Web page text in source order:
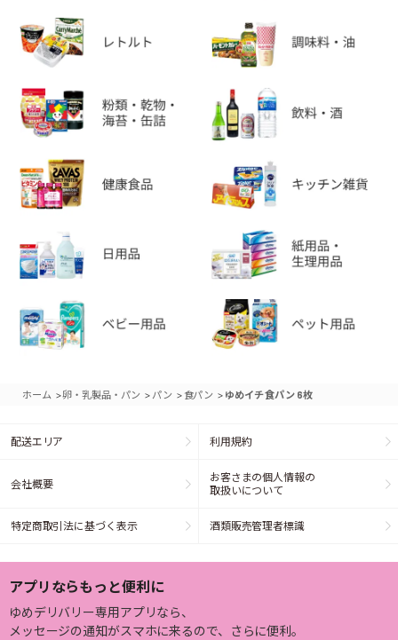
ホーム >卵・乳製品・パン > パン > 食パン > ゆめイチ 食パン 6枚
配送エリア 利用規約
会社概要
お客さまの個人情報の
取扱いについて
特定商取引法に基づく表示 酒類販売管理者標識
アプリならもっと便利に
ゆめデリバリー専用アプリなら、
メッセージの通知がスマホに来るので、さらに便利。